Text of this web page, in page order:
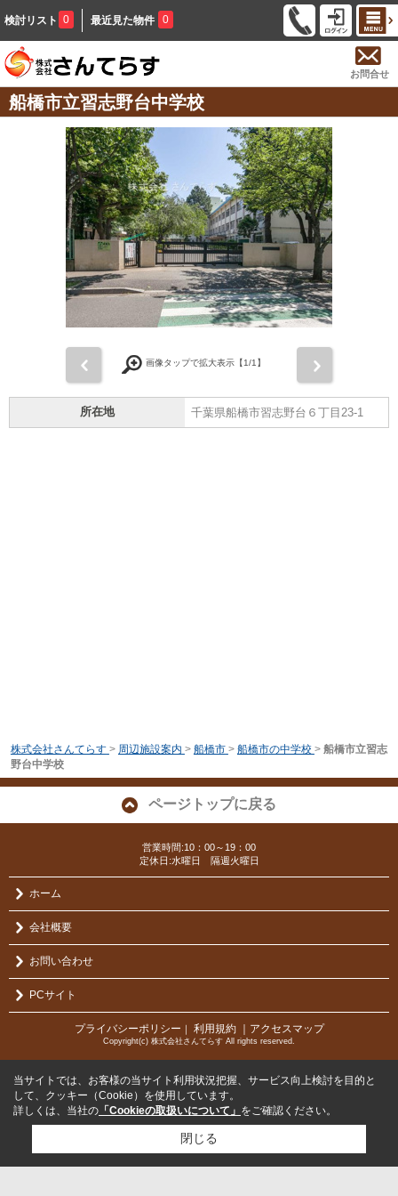
検討リスト 0 最近見た物件 0
お問合せ
船橋市立習志野台中学校
画像タップで拡大表示【1/1】
所在地 千葉県船橋市習志野台６丁目23-1
株式会社さんてらす > 周辺施設案内 > 船橋市 > 船橋市の中学校 > 船橋市立習志
野台中学校
ページトップに戻る
営業時間:10：00～19：00
定休日:水曜日 隔週火曜日
ホーム
会社概要
お問い合わせ
PCサイト
プライバシーポリシー ｜ 利用規約 ｜アクセスマップ
Copyright(c) 株式会社さんてらす All rights reserved.
当サイトでは、お客様の当サイト利用状況把握、サービス向上検討を目的と
して、クッキー（Cookie）を使用しています。
詳しくは、当社の 「Cookieの取扱いについて」 をご確認ください。
閉じる